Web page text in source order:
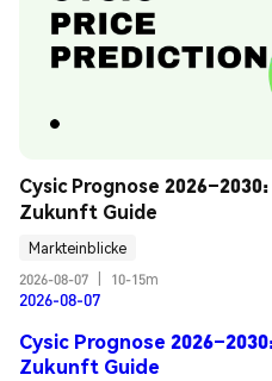
Cysic Prognose
Zukunft Guide
Markteinblicke
2026-08-07
10-15m
2026-08-07
Cysic Prognose
Zukunft Guide